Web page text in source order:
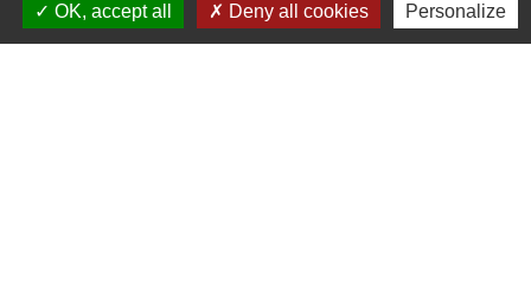
OK, accept all
Deny all cookies Personalize